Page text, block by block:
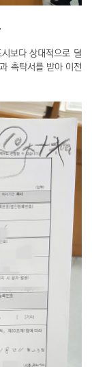
보다 상대적으로 덜
촉탁서를 받아 이전